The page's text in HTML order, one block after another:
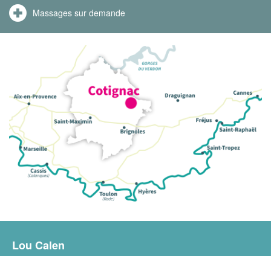
Massages sur demande
Lou Calen